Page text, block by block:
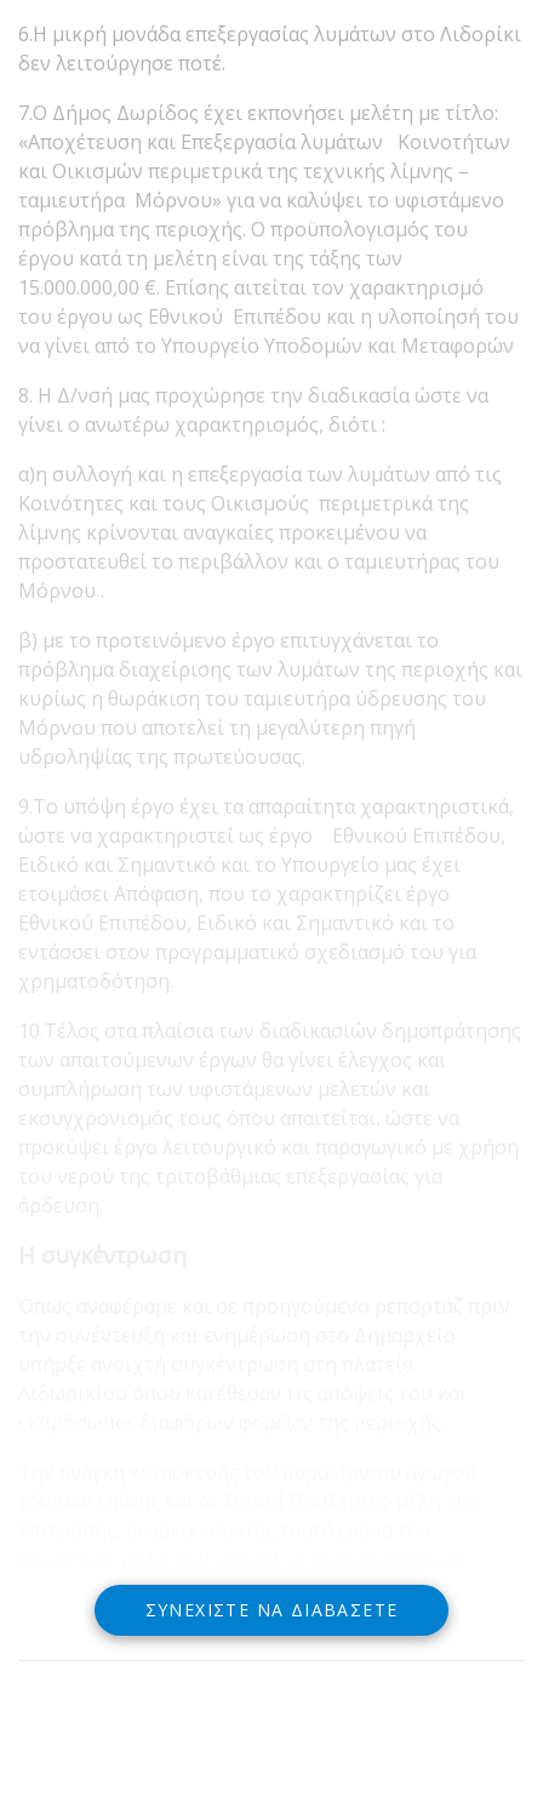
6.Η μικρή μονάδα επεξεργασίας λυμάτων στο Λιδορίκι
δεν λειτούργησε ποτέ.
7.Ο Δήμος Δωρίδος έχει εκπονήσει μελέτη με τίτλο:
«Αποχέτευση και Επεξεργασία λυμάτων Κοινοτήτων
και Οικισμών περιμετρικά της τεχνικής λίμνης –
ταμιευτήρα Μόρνου» για να καλύψει το υφιστάμενο
πρόβλημα της περιοχής. Ο προϋπολογισμός του
έργου κατά τη μελέτη είναι της τάξης των
15.000.000,00 €. Επίσης αιτείται τον χαρακτηρισμό
του έργου ως Εθνικού Επιπέδου και η υλοποίησή του
να γίνει από το Υπουργείο Υποδομών και Μεταφορών
8. Η Δ/νσή μας προχώρησε την διαδικασία ώστε να
γίνει ο ανωτέρω χαρακτηρισμός, διότι :
α)η συλλογή και η επεξεργασία των λυμάτων από τις
Κοινότητες και τους Οικισμούς περιμετρικά της
λίμνης κρίνονται αναγκαίες προκειμένου να
προστατευθεί το περιβάλλον και ο ταμιευτήρας του
Μόρνου .
β) με το προτεινόμενο έργο επιτυγχάνεται το
πρόβλημα διαχείρισης των λυμάτων της περιοχής και
κυρίως η θωράκιση του ταμιευτήρα ύδρευσης του
Μόρνου που αποτελεί τη μεγαλύτερη πηγή
υδροληψίας της πρωτεύουσας.
9.Το υπόψη έργο έχει τα απαραίτητα χαρακτηριστικά,
ώστε να χαρακτηριστεί ως έργο Εθνικού Επιπέδου,
Ειδικό και Σημαντικό και το Υπουργείο μας έχει
ετοιμάσει Απόφαση, που το χαρακτηρίζει έργο
Εθνικού Επιπέδου, Ειδικό και Σημαντικό και το
εντάσσει στον προγραμματικό σχεδιασμό του για
χρηματοδότηση.
10.Τέλος στα πλαίσια των διαδικασιών δημοπράτησης
των απαιτούμενων έργων θα γίνει έλεγχος και
συμπλήρωση των υφιστάμενων μελετών και
εκσυγχρονισμός τους όπου απαιτείται, ώστε να
προκύψει έργο λειτουργικό και παραγωγικό με χρήση
Επιτροπή Περιβάλλοντος.
ΣΥΝΕΧΊΣΤΕ ΝΑ ΔΙΑΒΆΣΕΤΕ